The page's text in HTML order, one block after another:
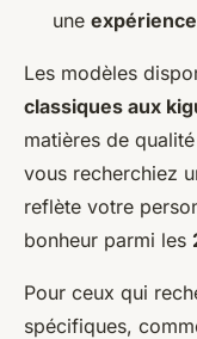
une
Les modèles
classiques aux
matières de
vous recherchiez
reflète votre
bonheur parmi les
Pour ceux qui
spécifiques,